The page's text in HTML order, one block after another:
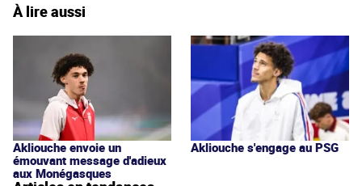
À lire aussi
Akliouche envoie un
émouvant message d'adieux
aux Monégasques
Akliouche s'engage au PSG